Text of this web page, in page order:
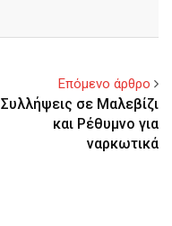
Επόμενο άρθρο
Συλλήψεις σε Μαλεβίζι
και Ρέθυμνο για
ναρκωτικά